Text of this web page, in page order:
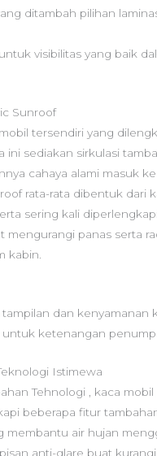
ditambah pilihan
visibilitas yang baik
Sunroof
tersendiri yang
ini sediakan sirkulasi
cahaya alami masuk
rata-rata dibentuk dari
sering kali
mengurangi panas serta
kabin.
dan kenyamanan
untuk ketenangan
Istimewa
Tehnologi , kaca mobil
beberapa fitur
membantu air hujan
anti-glare buat